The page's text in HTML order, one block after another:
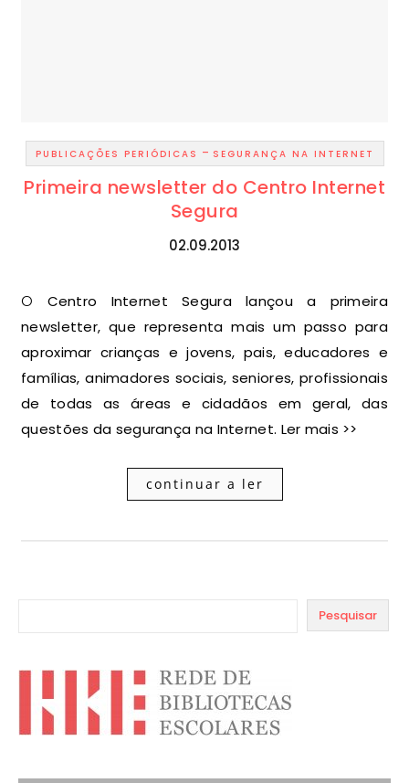
PUBLICAÇÕES PERIÓDICAS - SEGURANÇA NA INTERNET
Primeira newsletter do Centro Internet
Segura
02.09.2013
O Centro Internet Segura lançou a primeira
newsletter, que representa mais um passo para
aproximar crianças e jovens, pais, educadores e
famílias, animadores sociais, seniores, profissionais
de todas as áreas e cidadãos em geral, das
questões da segurança na Internet. Ler mais >>
continuar a ler
Pesquisar